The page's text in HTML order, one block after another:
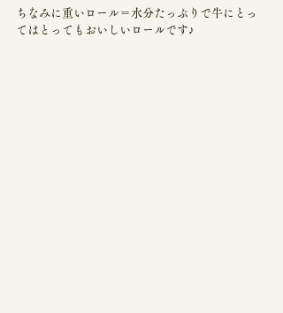
ちなみに重いロール＝水分たっぷりで牛にとっ
てはとってもおいしいロールです♪